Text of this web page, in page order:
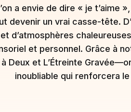
a envie de dire « je t’aime
devenir un vrai casse-tête.
et d’atmosphères
et personnel. Grâce à
Deux et L’Étreinte
inoubliable qui renforcera